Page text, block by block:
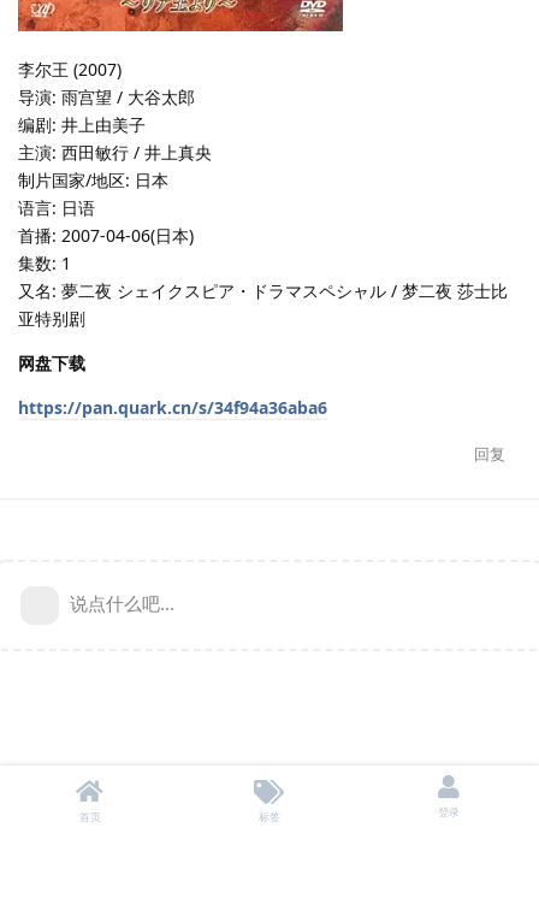
李尔王 (2007)
导演: 雨宫望 / 大谷太郎
编剧: 井上由美子
主演: 西田敏行 / 井上真央
制片国家/地区: 日本
语言: 日语
首播: 2007-04-06(日本)
集数: 1
又名: 夢二夜 シェイクスピア・ドラマスペシャル / 梦二夜 莎士比
亚特别剧
网盘下载
https://pan.quark.cn/s/34f94a36aba6
回复
说点什么吧...
首页 标签 登录